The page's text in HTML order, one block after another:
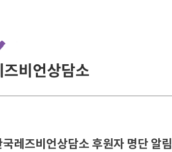
레즈비언상담소 후원자 명단 알림